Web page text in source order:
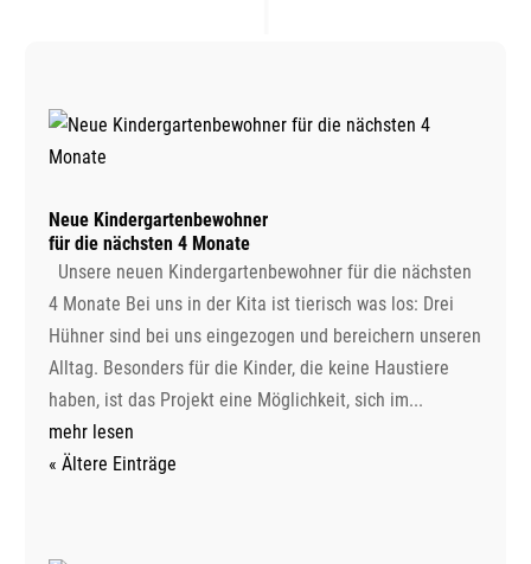
Neue Kindergartenbewohner
für die nächsten 4 Monate
Unsere neuen Kindergartenbewohner für die nächsten
4 Monate Bei uns in der Kita ist tierisch was los: Drei
Hühner sind bei uns eingezogen und bereichern unseren
Alltag. Besonders für die Kinder, die keine Haustiere
haben, ist das Projekt eine Möglichkeit, sich im...
mehr lesen
« Ältere Einträge